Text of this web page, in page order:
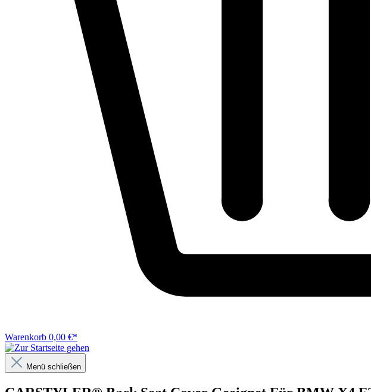
Warenkorb 0,00 €*
Menü schließen